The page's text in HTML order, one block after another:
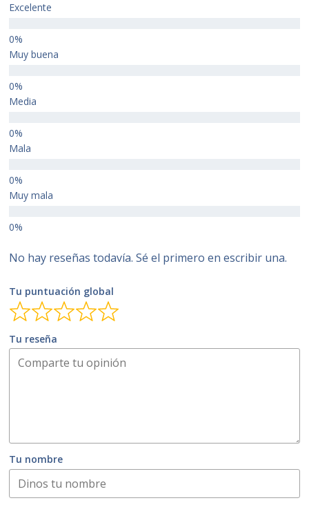
Excelente
Muy buena
Media
Mala
Muy mala
No hay reseñas todavía. Sé el primero en escribir una.
Tu puntuación global
Tu reseña
Tu nombre